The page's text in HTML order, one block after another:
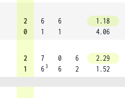
2
0
6
1
6
1
1.18
4.06
2
1
7
6 3
0
6
6
2
2.29
1.52